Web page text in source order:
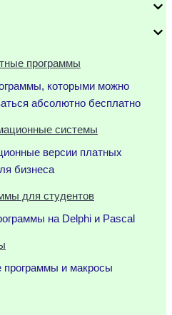
программы
которыми можно
абсолютно бесплатно
системы
версии платных
бизнеса
для студентов
на Delphi и Pascal
и макросы